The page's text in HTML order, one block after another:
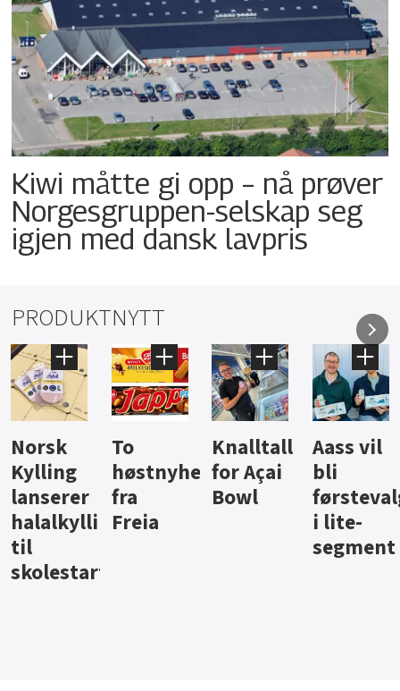
Kiwi måtte gi opp – nå prøver
Norgesgruppen-selskap seg
igjen med dansk lavpris
PRODUKTNYTT
Knalltall
for Açai
Bowl
Aass vil
bli
førstevalg
i lite-
Brus og
jus fra
Berentsen
Hard
iste fra
Hansa